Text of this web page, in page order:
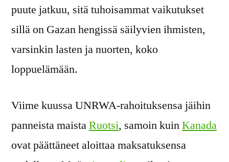
puute jatkuu, sitä tuhoisammat vaikutukset
sillä on Gazan hengissä säilyvien ihmisten,
varsinkin lasten ja nuorten, koko
loppuelämään.
Viime kuussa UNRWA-rahoituksensa jäihin
panneista maistaRuotsi, samoin kuinKanada
ovat päättäneet aloittaa maksatuksensa